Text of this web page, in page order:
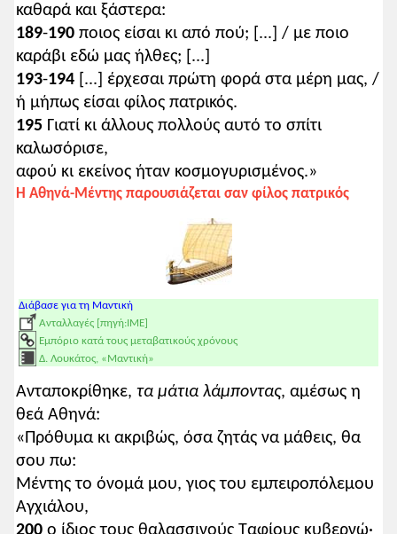
καθαρά και ξάστερα:
189-190 ποιος είσαι κι από πού; [...] / με ποιο
καράβι εδώ μας ήλθες; [...]
193-194 [...] έρχεσαι πρώτη φορά στα μέρη μας, /
ή μήπως είσαι φίλος πατρικός.
195 Γιατί κι άλλους πολλούς αυτό το σπίτι
καλωσόρισε,
αφού κι εκείνος ήταν κοσμογυρισμένος.»
Η Αθηνά-Μέντης παρουσιάζεται σαν φίλος πατρικός
Διάβασε για τη Μαντική
Ανταλλαγές [πηγή:ΙΜΕ]
Εμπόριο κατά τους μεταβατικούς χρόνους
Δ. Λουκάτος, «Μαντική»
Ανταποκρίθηκε, τα μάτια λάμποντας, αμέσως η
θεά Αθηνά:
«Πρόθυμα κι ακριβώς, όσα ζητάς να μάθεις, θα
σου πω:
Μέντης το όνομά μου, γιος του εμπειροπόλεμου
Αγχιάλου,
200 ο ίδιος τους θαλασσινούς Ταφίους κυβερνώ·